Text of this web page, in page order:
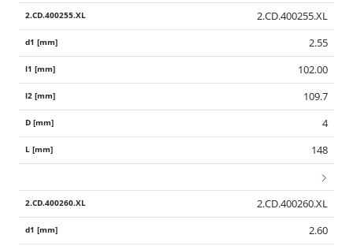
2.CD.400255.XL
2.55
102.00
109.7
4
148
2.CD.400260.XL
2.60